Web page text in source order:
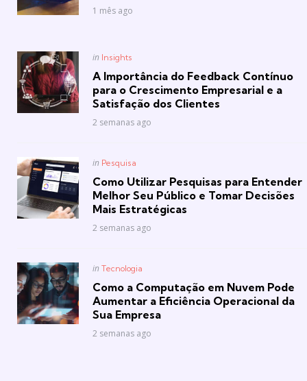
1 mês ago
Posted
in Insights
A Importância do Feedback Contínuo
para o Crescimento Empresarial e a
Satisfação dos Clientes
2 semanas ago
Posted
in Pesquisa
Como Utilizar Pesquisas para Entender
Melhor Seu Público e Tomar Decisões
Mais Estratégicas
2 semanas ago
Posted
in Tecnologia
Como a Computação em Nuvem Pode
Aumentar a Eficiência Operacional da
Sua Empresa
2 semanas ago